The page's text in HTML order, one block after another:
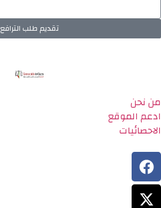
تقديم طلب الترافع
من نحن
ادعم الموقع
الاحصائيات